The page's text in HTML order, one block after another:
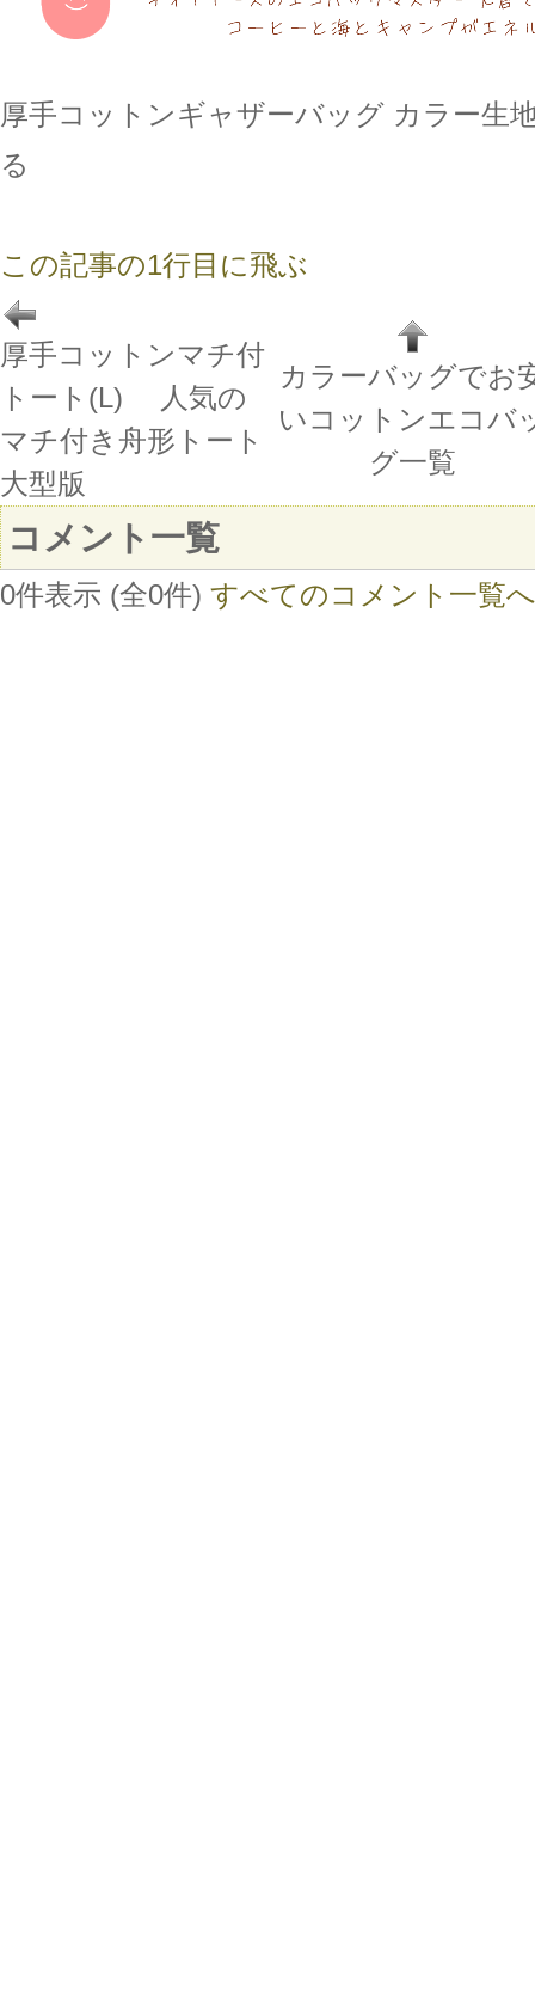
厚手コットンギャザーバッグ カラー生
る
この記事の1行目に飛ぶ
厚手コットンマチ付
トート(L) 人気の
マチ付き舟形トート
大型版
カラーバッグでお
いコットンエコバ
グ一覧
コメント一覧
0件表示 (全0件) すべてのコメント一覧へ